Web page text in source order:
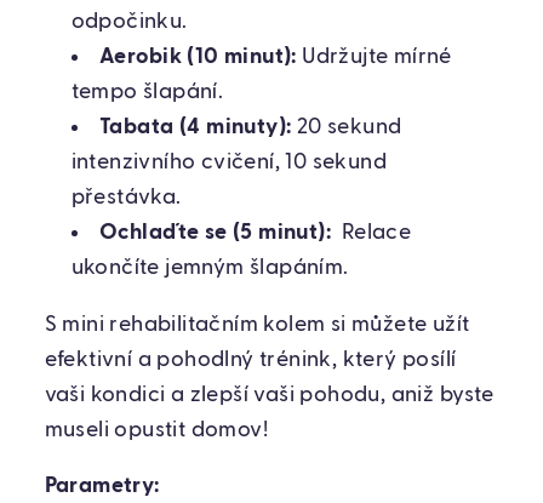
odpočinku.
Aerobik (10 minut): Udržujte mírné
tempo šlapání.
Tabata (4 minuty): 20 sekund
intenzivního cvičení, 10 sekund
přestávka.
Ochlaďte se (5 minut):
Relace
ukončíte jemným šlapáním.
S mini rehabilitačním kolem si můžete užít
efektivní a pohodlný trénink, který posílí
vaši kondici a zlepší vaši pohodu, aniž byste
museli opustit domov!
Parametry: